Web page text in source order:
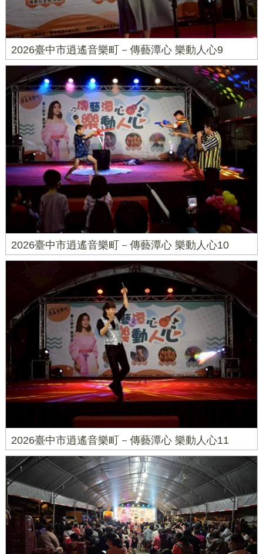
2026臺中市逍遙音樂町－傳藝潭心 樂動人心9
2026臺中市逍遙音樂町－傳藝潭心 樂動人心10
2026臺中市逍遙音樂町－傳藝潭心 樂動人心11